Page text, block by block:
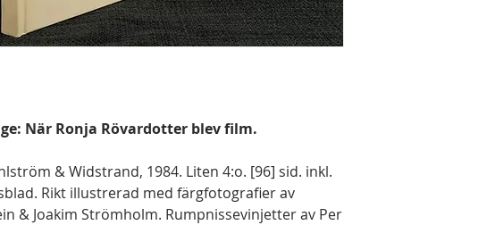
När Ronja Rövardotter blev film.
& Widstrand, 1984. Liten 4:o. [96] sid. inkl.
Rikt illustrerad med färgfotografier av
& Joakim Strömholm. Rumpnissevinjetter av Per